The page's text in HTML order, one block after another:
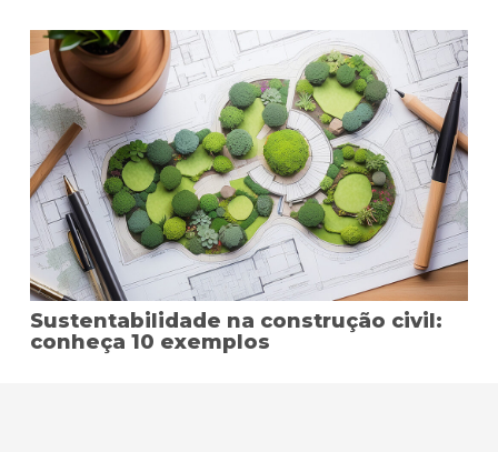
Sustentabilidade na construção civil:
conheça 10 exemplos